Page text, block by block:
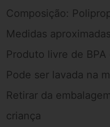
Composição:
Medidas
Produto livre de
Pode ser lavada na
Retirar da
criança